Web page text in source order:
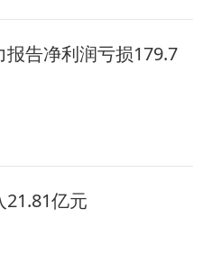
告净利润亏损179.7
亿元